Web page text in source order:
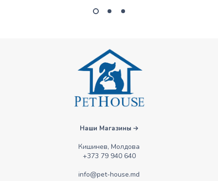
Наши Магазины
Кишинев, Молдова
+373 79 940 640
info@pet-house.md